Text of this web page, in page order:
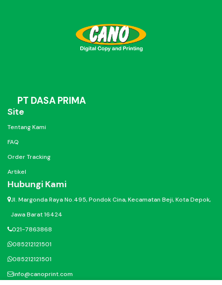
PT DASA PRIMA
Site
Tentang Kami
FAQ
Order Tracking
Artikel
Hubungi Kami
Jl. Margonda Raya No.495, Pondok Cina, Kecamatan Beji, Kota Depok,
Jawa Barat 16424
021-7863868
085212121501
085212121501
info@canoprint.com